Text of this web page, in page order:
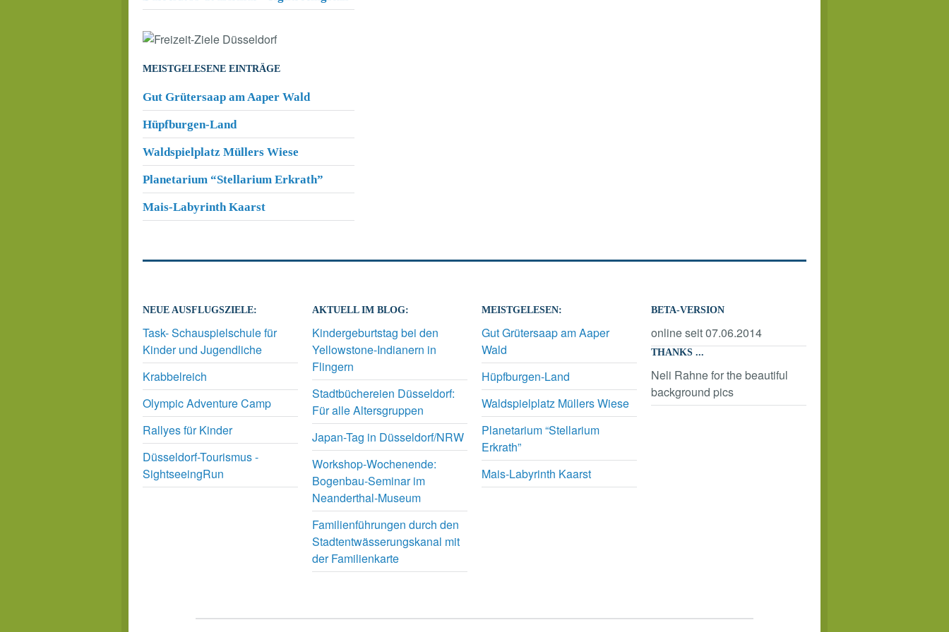
MEISTGELESENE EINTRÄGE
Gut Grütersaap am Aaper Wald
Hüpfburgen-Land
Waldspielplatz Müllers Wiese
Planetarium “Stellarium Erkrath”
Mais-Labyrinth Kaarst
NEUE AUSFLUGSZIELE:
Task- Schauspielschule für
Kinder und Jugendliche
Krabbelreich
Olympic Adventure Camp
Rallyes für Kinder
Düsseldorf-Tourismus -
SightseeingRun
AKTUELL IM BLOG:
Kindergeburtstag bei den
Yellowstone-Indianern in
Flingern
Stadtbüchereien Düsseldorf:
Für alle Altersgruppen
Japan-Tag in Düsseldorf/NRW
Workshop-Wochenende:
Bogenbau-Seminar im
Neanderthal-Museum
Familienführungen durch den
Stadtentwässerungskanal mit
der Familienkarte
MEISTGELESEN:
Gut Grütersaap am Aaper
Wald
Hüpfburgen-Land
Waldspielplatz Müllers Wiese
Planetarium “Stellarium
Erkrath”
Mais-Labyrinth Kaarst
BETA-VERSION
online seit 07.06.2014
THANKS ...
Neli Rahne for the beautiful
background pics